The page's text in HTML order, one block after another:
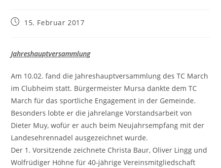
Beitrag15. Februar 2017
Jahreshauptversammlung
Am 10.02. fand die Jahreshauptversammlung des TC March
im Clubheim statt. Bürgermeister Mursa dankte dem TC
March für das sportliche Engagement in der Gemeinde.
Besonders lobte er die jahrelange Vorstandsarbeit von
Dieter Muy, wofür er auch beim Neujahrsempfang mit der
Landesehrennadel ausgezeichnet wurde.
Der 1. Vorsitzende zeichnete Christa Baur, Oliver Lingg und
Wolfrüdiger Höhne für 40-jährige Vereinsmitgliedschaft